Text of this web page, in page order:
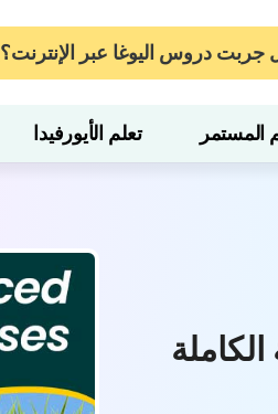
جربت دروس اليوغا عبر الإنترنت؟
تعلم الأيورفيدا